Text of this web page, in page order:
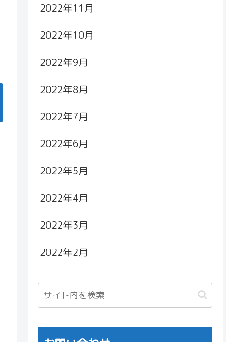
2022年11月
2022年10月
2022年9月
2022年8月
2022年7月
2022年6月
2022年5月
2022年4月
2022年3月
2022年2月